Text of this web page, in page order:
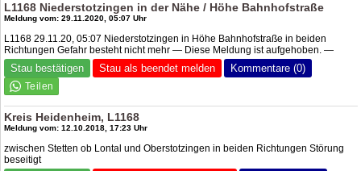
L1168 Niederstotzingen in der Nähe / Höhe Bahnhofstraße
Meldung vom: 29.11.2020, 05:07 Uhr
L1168 29.11.20, 05:07 Niederstotzingen in Höhe Bahnhofstraße in beiden
Richtungen Gefahr besteht nicht mehr — Diese Meldung ist aufgehoben. —
Stau bestätigen Stau als beendet melden Kommentare (0)
Kreis Heidenheim, L1168
Meldung vom: 12.10.2018, 17:23 Uhr
zwischen Stetten ob Lontal und Oberstotzingen in beiden Richtungen Störung
beseitigt